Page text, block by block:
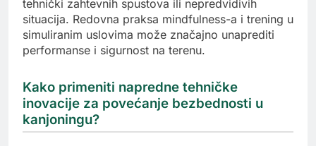
tehnički zahtevnih spustova ili nepredvidivih
situacija. Redovna praksa mindfulness-a i trening u
simuliranim uslovima može značajno unaprediti
performanse i sigurnost na terenu.
Kako primeniti napredne tehničke
inovacije za povećanje bezbednosti u
kanjoningu?